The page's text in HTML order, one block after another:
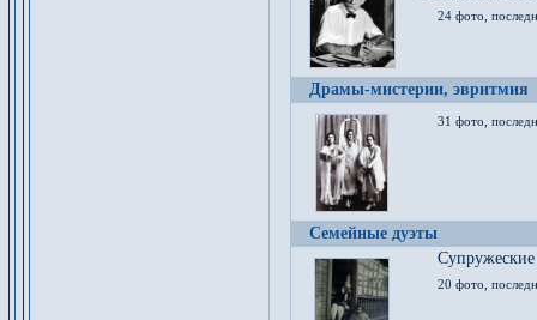
24 фото,
Драмы-мистерии, эвритмия
31 фото,
Семейные дуэты
20 фото,